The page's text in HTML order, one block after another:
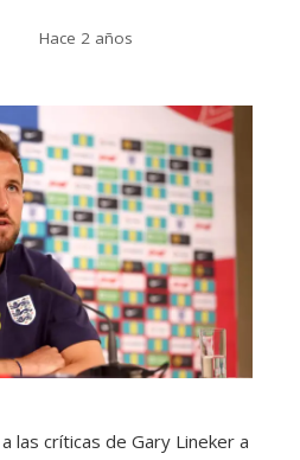
Hace 2 años
las críticas de Gary Lineker a